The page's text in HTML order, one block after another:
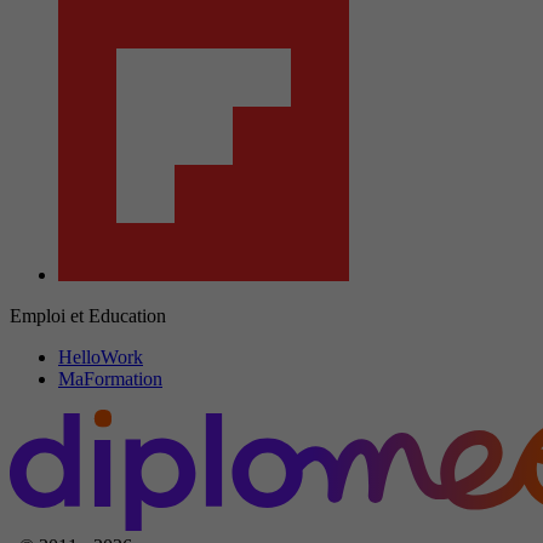
Emploi et Education
HelloWork
MaFormation